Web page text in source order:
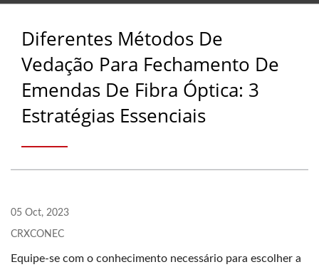
Diferentes Métodos De
Vedação Para Fechamento De
Emendas De Fibra Óptica: 3
Estratégias Essenciais
05 Oct, 2023
CRXCONEC
Equipe-se com o conhecimento necessário para escolher a